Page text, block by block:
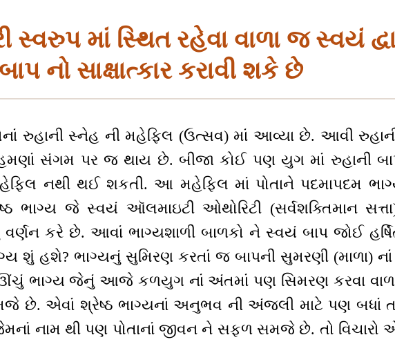
સ્વરુપ માં સ્થિત રહેવા વાળા જ સ્વયં
બાપ નો સાક્ષાત્કાર કરાવી શકે છે
રુહાની સ્નેહ ની મહેફિલ (ઉત્સવ) માં આવ્યા છે. આવી
સંગમ પર જ થાય છે. બીજા કોઈ પણ યુગ માં રુહાની
નથી થઈ શકતી. આ મહેફિલ માં પોતાને પદમાપદમ
ભાગ્ય જે સ્વયં ઑલમાઇટી ઓથોરિટી (સર્વશક્તિમાન
કરે છે. આવાં ભાગ્યશાળી બાળકો ને સ્વયં બાપ જોઈ
શું હશે? ભાગ્યનું સુમિરણ કરતાં જ બાપની સુમરણી (માળા)
ભાગ્ય જેનું આજે કળયુગ નાં અંતમાં પણ સિમરણ કરવા
છે. એવાં શ્રેષ્ઠ ભાગ્યનાં અનુભવ ની અંજલી માટે પણ બધાં
નામ થી પણ પોતાનાં જીવન ને સફળ સમજે છે. તો વિચારો